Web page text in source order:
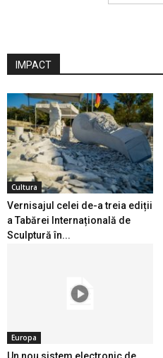
IMPACT
Cultura
Vernisajul celei de-a treia ediții
a Tabărei Internațională de
Sculptură în...
Europa